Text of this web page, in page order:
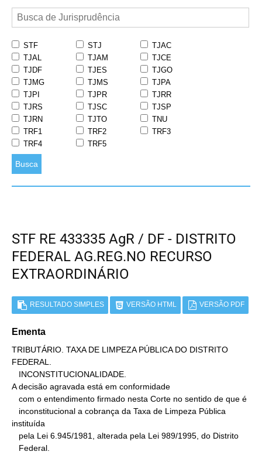
STF STJ
TJAC
TJAL
TJAM
TJCE
TJDF
TJES
TJGO
TJMG
TJMS
TJPA
TJPI
TJPR
TJRR
TJRS
TJSC
TJSP
TJRN
TJTO
TNU
TRF1
TRF2
TRF3
TRF4
TRF5
Busca
STF RE 433335 AgR / DF - DISTRITO
FEDERAL AG.REG.NO RECURSO
EXTRAORDINÁRIO
RESULTADO SIMPLES VERSÃO HTML VERSÃO PDF
Ementa
TRIBUTÁRIO. TAXA DE LIMPEZA PÚBLICA DO DISTRITO
FEDERAL.
A decisão agravada está em conformidade
instituída